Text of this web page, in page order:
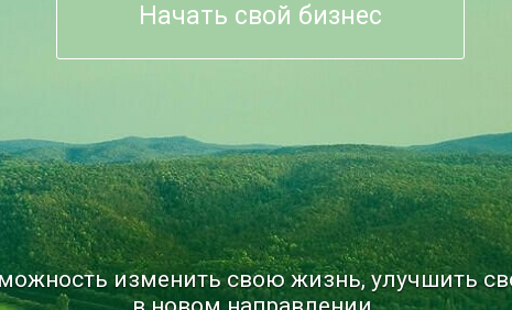
Начать свой бизнес
изменить свою жизнь, улучшить